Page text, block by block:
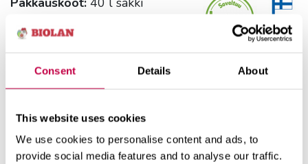
Consent Details About
This website uses cookies
We use cookies to personalise content and ads, to
provide social media features and to analyse our traffic.